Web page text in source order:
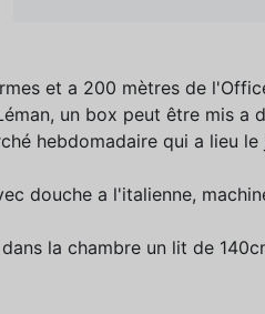
et a 200 mètres de
un box peut être mis a
hebdomadaire qui a lieu
douche a l'italienne,
la chambre un lit de